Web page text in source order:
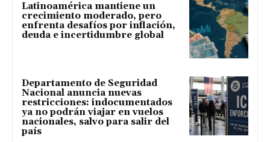
Latinoamérica mantiene un
crecimiento moderado, pero
enfrenta desafíos por inflación,
deuda e incertidumbre global
Departamento de Seguridad
Nacional anuncia nuevas
restricciones: indocumentados
ya no podrán viajar en vuelos
nacionales, salvo para salir del
país